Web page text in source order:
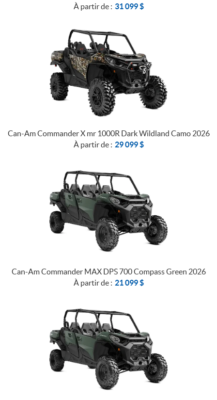
À partir de : 31 099$
Can-Am Commander X mr 1000R Dark Wildland Camo 2026
À partir de : 29 099$
Can-Am Commander MAX DPS 700 Compass Green 2026
À partir de : 21 099$